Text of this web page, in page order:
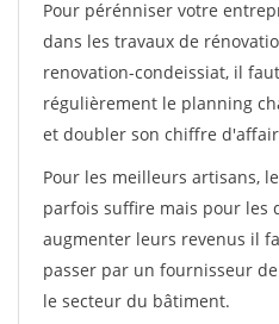
Pour pérénniser votre
dans les travaux de
renovation-condeissiat, il
régulièrement le planning
et doubler son chiffre
Pour les meilleurs artisans,
parfois suffire mais pour les
augmenter leurs revenus il
passer par un fournisseur
le secteur du bâtiment.